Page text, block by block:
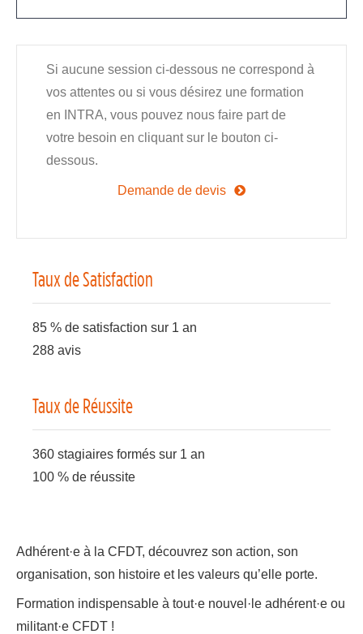
Si aucune session ci-dessous ne correspond à
vos attentes ou si vous désirez une formation
en INTRA, vous pouvez nous faire part de
votre besoin en cliquant sur le bouton ci-
dessous.
Demande de devis
Taux de Satisfaction
85 % de satisfaction sur 1 an
288 avis
Taux de Réussite
360 stagiaires formés sur 1 an
100 % de réussite
Adhérent·e à la CFDT, découvrez son action, son
organisation, son histoire et les valeurs qu’elle porte.
Formation indispensable à tout·e nouvel·le adhérent·e ou
militant·e CFDT !